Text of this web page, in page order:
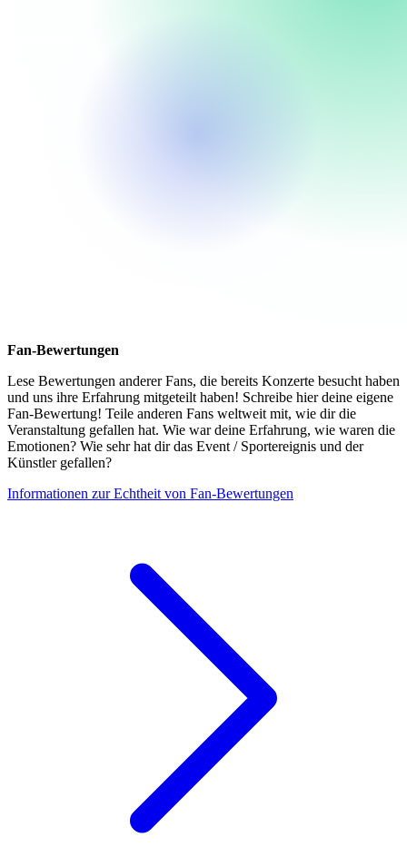
Fan-Bewertungen
Lese Bewertungen anderer Fans, die bereits Konzerte besucht haben
und uns ihre Erfahrung mitgeteilt haben! Schreibe hier deine eigene
Fan-Bewertung! Teile anderen Fans weltweit mit, wie dir die
Veranstaltung gefallen hat. Wie war deine Erfahrung, wie waren die
Emotionen? Wie sehr hat dir das Event / Sportereignis und der
Künstler gefallen?
Informationen zur Echtheit von Fan-Bewertungen